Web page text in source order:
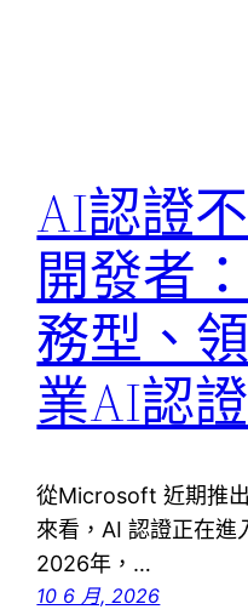
AI認證
開發者
務型、
業AI認
從Microsoft 近期推
來看，AI 認證正在進
2026年，…
10 6 月, 2026